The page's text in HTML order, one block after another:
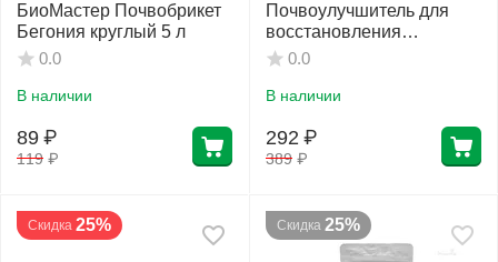
БиоМастер Почвобрикет
Бегония круглый 5 л
0.0
В наличии
119 ₽
89 ₽
Почвоулучшитель для
восстановления
плодородия почв СЖ
кг
0.0
В наличии
389 ₽
292 ₽
Скидка 25% Скидка 25%